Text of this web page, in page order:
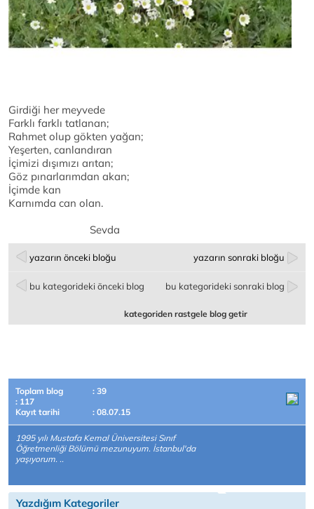
Girdiği her meyvede
Farklı farklı tatlanan;
Rahmet olup gökten yağan;
Yeşerten, canlandıran
İçimizi dışımızı arıtan;
Göz pınarlarımdan akan;
İçimde kan
Karnımda can olan.
Sevda
yazarın önceki bloğu yazarın sonraki bloğu
bu kategorideki önceki blog bu kategorideki sonraki blog
kategoriden rastgele blog getir
Toplam blog
: 39
: 117
Kayıt tarihi
: 08.07.15
1995 yılı Mustafa Kemal Üniversitesi Sınıf
Öğretmenliği Bölümü mezunuyum. İstanbul'da
yaşıyorum. ..
Yazdığım Kategoriler